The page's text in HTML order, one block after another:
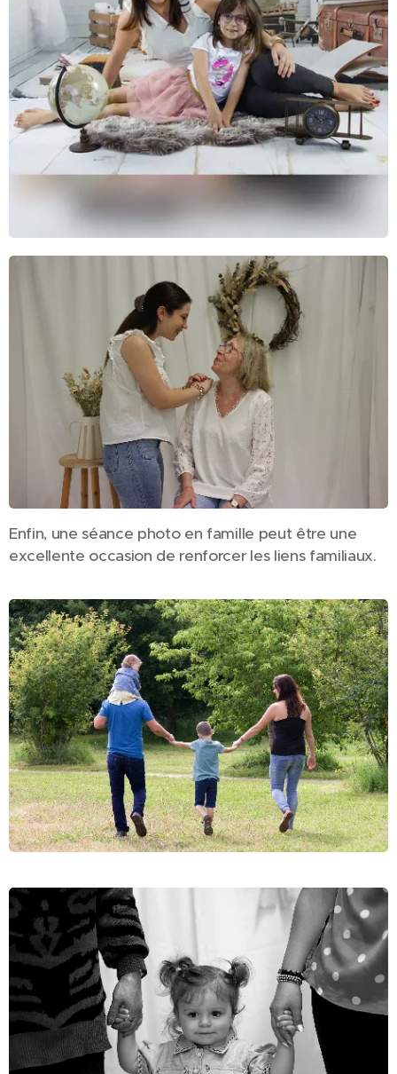
Enfin, une séance photo en famille peut être une
excellente occasion de renforcer les liens familiaux.